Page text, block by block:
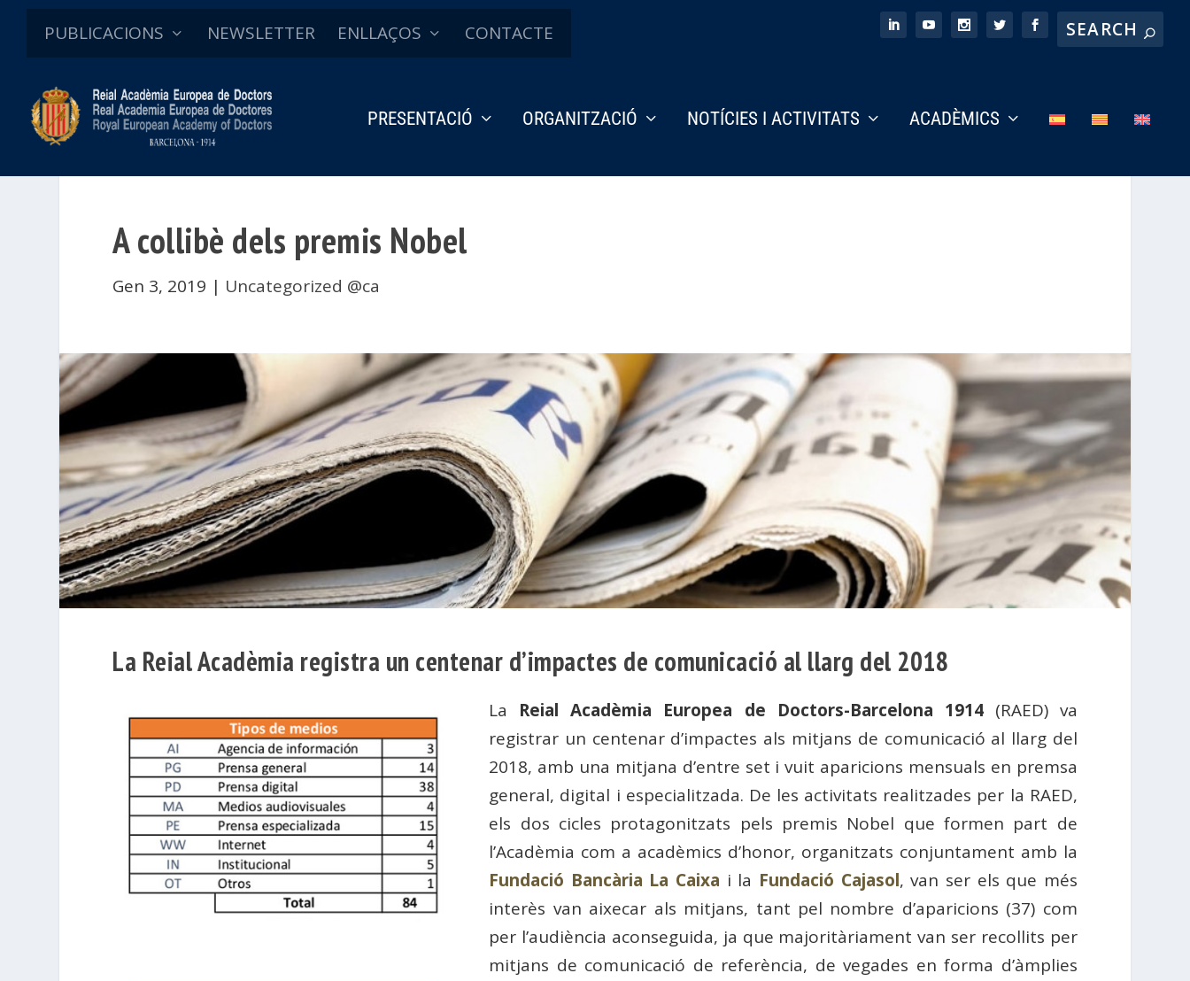
PUBLICACIONS NEWSLETTER ENLLAÇOS CONTACTE
PRESENTACIÓ ORGANITZACIÓ NOTÍCIES I ACTIVITATS ACADÈMICS
A collibè dels premis Nobel
Gen 3, 2019 | Uncategorized @ca
La Reial Acadèmia registra un centenar d’impactes de comunicació al llarg del 2018
La Reial Acadèmia Europea de Doctors-Barcelona 1914(RAED) va
registrar un centenar d’impactes als mitjans de comunicació al llarg del
2018, amb una mitjana d’entre set i vuit aparicions mensuals en premsa
general, digital i especialitzada. De les activitats realitzades per la RAED,
els dos cicles protagonitzats pels premis Nobel que formen part de
l’Acadèmia com a acadèmics d’honor, organitzats conjuntament amb la
Fundació Bancària La Caixa i la Fundació Cajasol, van ser els que més
interès van aixecar als mitjans, tant pel nombre d’aparicions (37) com
per l’audiència aconseguida, ja que majoritàriament van ser recollits per
mitjans de comunicació de referència, de vegades en forma d’àmplies